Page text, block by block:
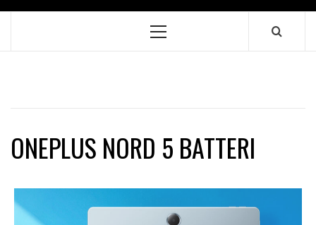
Primary
ONEPLUS NORD 5 BATTERI